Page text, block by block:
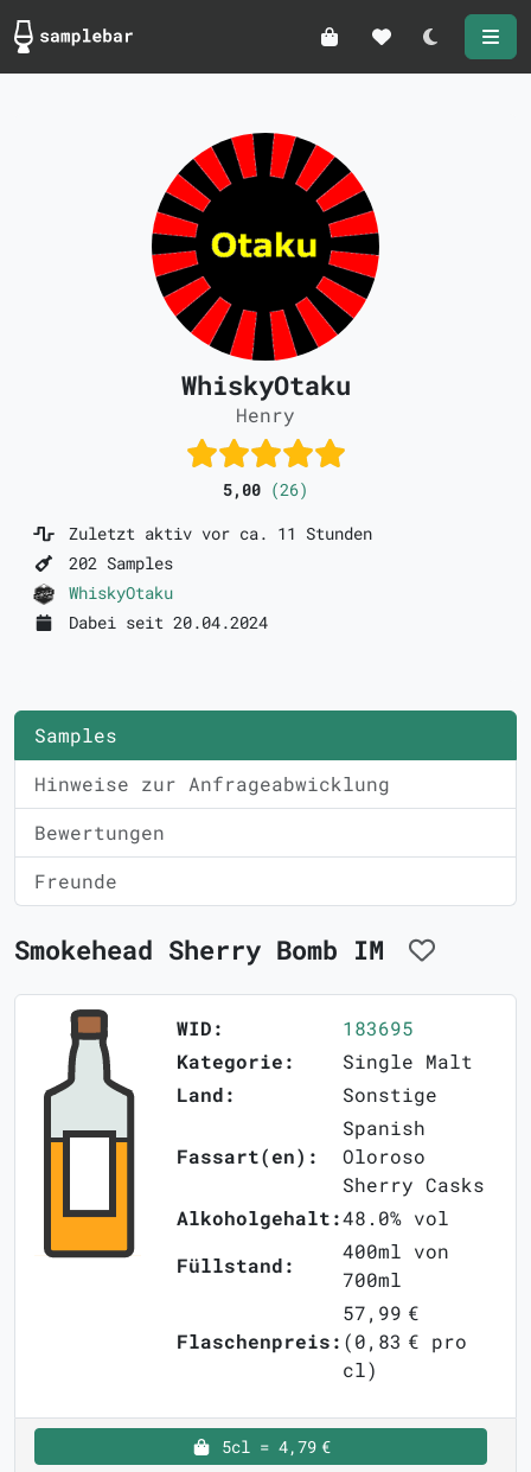
Darkmode
WhiskyOtaku
Henry
5,00 (26)
Zuletzt aktiv vor ca. 11 Stunden
202 Samples
WhiskyOtaku
Dabei seit 20.04.2024
Samples
Hinweise zur Anfrageabwicklung
Bewertungen
Freunde
Smokehead Sherry Bomb IM
WID:
183695
Kategorie:
Single Malt
Land:
Sonstige
Fassart(en):
Spanish
Oloroso
Sherry Casks
Alkoholgehalt:48.0% vol
Füllstand:
400ml von
700ml
Flaschenpreis:
57,99 €
(0,83 € pro
cl)
5cl = 4,79 €